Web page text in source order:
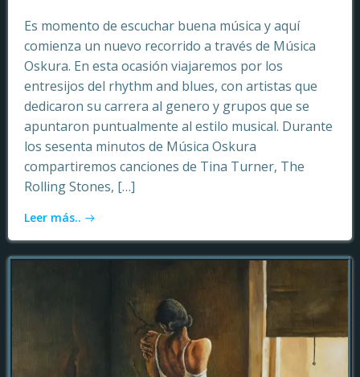
Es momento de escuchar buena música y aquí
comienza un nuevo recorrido a través de Música
Oskura. En esta ocasión viajaremos por los
entresijos del rhythm and blues, con artistas que
dedicaron su carrera al genero y grupos que se
apuntaron puntualmente al estilo musical. Durante
los sesenta minutos de Música Oskura
compartiremos canciones de Tina Turner, The
Rolling Stones, […]
Leer más..